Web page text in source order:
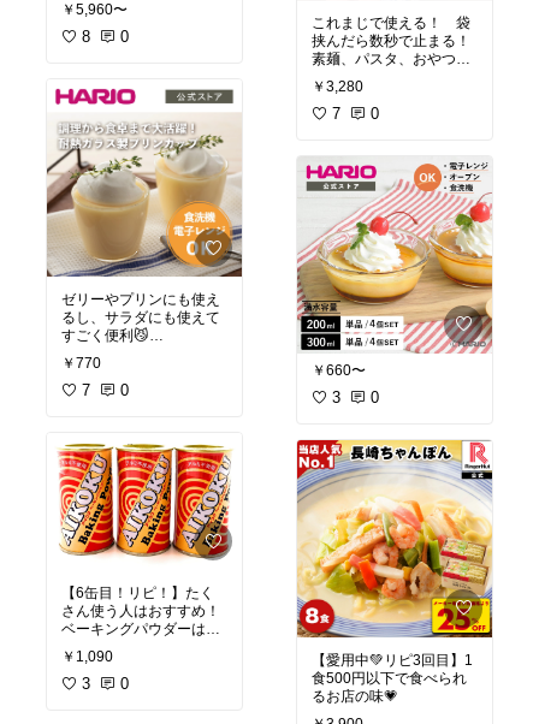
#オリジナル写真
￥5,960〜
8 0
ゼリーやプリンにも使え
るし、サラダにも使えて
#オリジナル写真
￥770
7 0
【6缶目！リピ！】たく
さん使う人はおすすめ！
ベーキングパウダーは開
封して時間が経つと膨ら
みが悪くなるので、たく
さん作る人はこれ！
￥1,090
3 0
これまじで使える！ 袋
挟んだら数秒で止まる！
素麺、パスタ、おやつ、
#オリジナル写真
￥3,280
7 0
￥660〜
3 0
【愛用中💚リピ3回目】1
食500円以下で食べられ
るお店の味💗